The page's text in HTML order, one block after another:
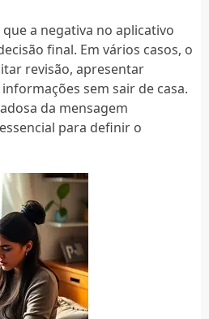
a negativa no aplicativo
final. Em vários casos, o
revisão, apresentar
sem sair de casa.
da mensagem
para definir o